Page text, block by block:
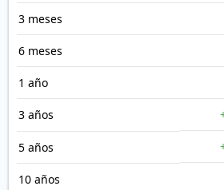
3 meses
6 meses
1 año
3 años
5 años
10 años